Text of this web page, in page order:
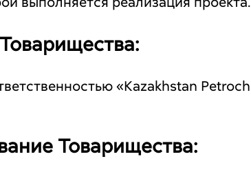
«Kazakhstan
Товарищества: